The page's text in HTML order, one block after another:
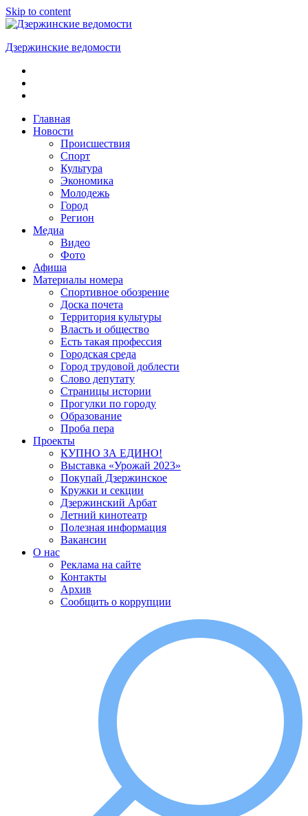
Skip to content
Дзержинские ведомости
ОБЩЕСТВЕННО-
ПОЛИТИЧЕСКАЯ
ГАЗЕТАГлавная
Новости
Происшествия
Спорт
Культура
Экономика
Молодежь
Город
Регион
Медиа
Видео
Фото
Афиша
Материалы номера
Спортивное обозрение
Доска почета
Территория культуры
Власть и общество
Есть такая профессия
Городская среда
Город трудовой доблести
Слово депутату
Страницы истории
Прогулки по городу
Образование
Проба пера
Проекты
КУПНО ЗА ЕДИНО!
Выставка «Урожай 2023»
Покупай Дзержинское
Кружки и секции
Дзержинский Арбат
Летний кинотеатр
Полезная информация
Вакансии
О нас
Реклама на сайте
Контакты
Архив
Сообщить о коррупции